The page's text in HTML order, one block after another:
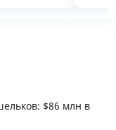
$86 млн в